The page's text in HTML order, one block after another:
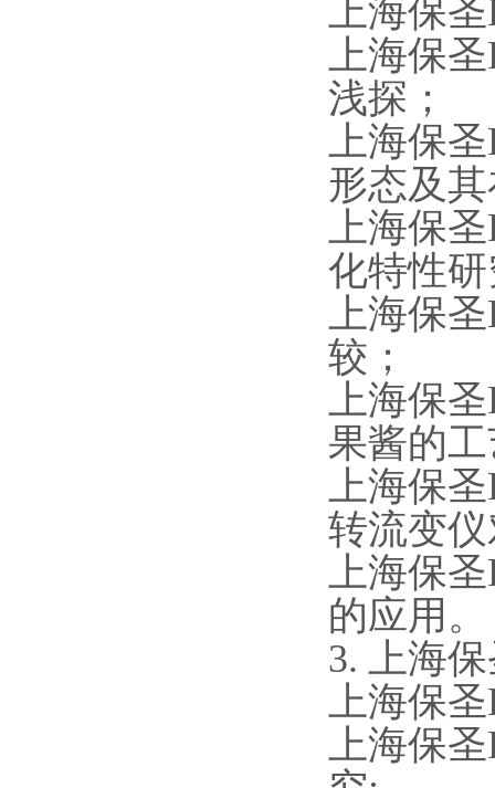
上海保
上海保
浅探；
上海保
形态及
上海保
化特性
上海保
较；
上海保
果酱的
上海保
转流变
上海保
的应用。
3. 上海
上海保
上海保